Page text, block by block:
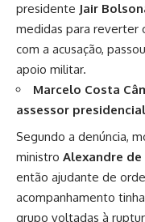
presidente Jair
medidas para reverter
com a acusação,
apoio militar.
Marcelo Costa
assessor presidencial
Segundo a denúncia,
ministro Alexandre de
então ajudante de
acompanhamento
grupo voltadas à